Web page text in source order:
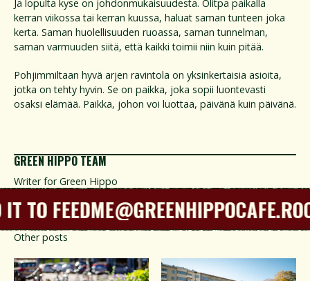
Ja lopulta kyse on johdonmukaisuudesta. Olitpa paikalla
kerran viikossa tai kerran kuussa, haluat saman tunteen joka
kerta. Saman huolellisuuden ruoassa, saman tunnelman,
saman varmuuden siitä, että kaikki toimii niin kuin pitää.
Pohjimmiltaan hyvä arjen ravintola on yksinkertaisia asioita,
jotka on tehty hyvin. Se on paikka, joka sopii luontevasti
osaksi elämää. Paikka, johon voi luottaa, päivänä kuin päivänä.
GREEN HIPPO TEAM
Writer for Green Hippo
TO
Other posts